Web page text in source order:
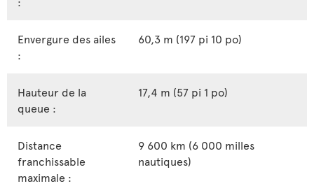
Envergure des ailes
:
60,3 m (197 pi 10 po)
Hauteur de la
queue :
17,4 m (57 pi 1 po)
Distance
franchissable
maximale :
9 600 km (6 000 milles
nautiques)